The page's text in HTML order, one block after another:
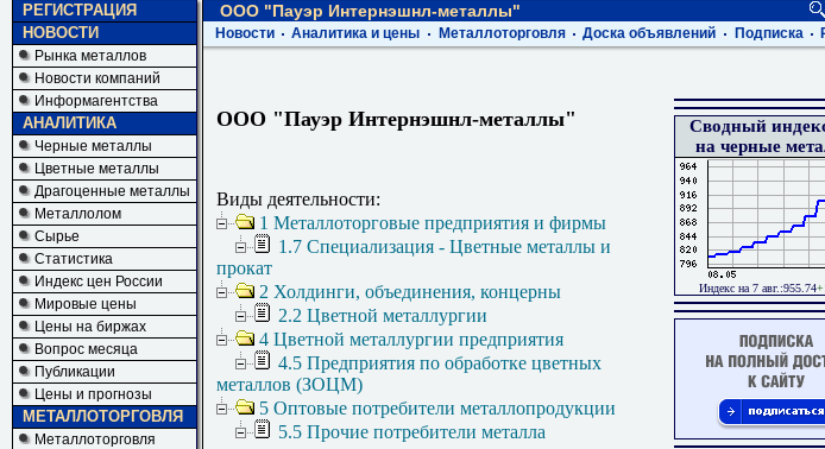
РЕГИСТРАЦИЯ
НОВОСТИ
Рынка металлов
Новости компаний
Информагентства
АНАЛИТИКА
Черные металлы
Цветные металлы
Драгоценные металлы
Металлолом
Сырье
Статистика
Индекс цен России
Мировые цены
Цены на биржах
Вопрос месяца
Публикации
Цены и прогнозы
МЕТАЛЛОТОРГОВЛЯ
Металлоторговля
ООО "Пауэр Интернэшнл-металлы"
Новости Аналитика и цены Металлоторговля Доска объявлений Подписка
ООО "Пауэр Интернэшнл-металлы"
Виды деятельности:
1 Металлоторговые предприятия и фирмы
1.7 Специализация - Цветные металлы и
прокат
2 Холдинги, объединения, концерны
2.2 Цветной металлургии
4 Цветной металлургии предприятия
4.5 Предприятия по обработке цветных
металлов (ЗОЦМ)
5 Оптовые потребители металлопродукции
5.5 Прочие потребители металла
Сводный
на черные
Индекс на 7 авг.:955.74